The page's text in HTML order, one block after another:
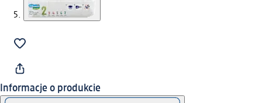
Informacje o produkcie